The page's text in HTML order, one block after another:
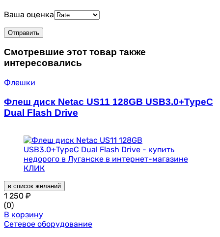
Ваша оценка
Смотревшие этот товар также
интересовались
Флешки
Флеш диск Netac US11 128GB USB3.0+TypeC
Dual Flash Drive
в список желаний
1 250 ₽
(0)
В корзину
Сетевое оборудование